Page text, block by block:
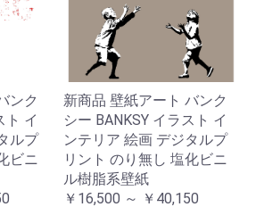
ンク
ト イ
ルプ
ビニ
新商品 壁紙アート バンク
シー BANKSY イラスト イ
ンテリア 絵画 デジタルプ
リント のり無し 塩化ビニ
ル樹脂系壁紙
￥16,500 ～ ￥40,150